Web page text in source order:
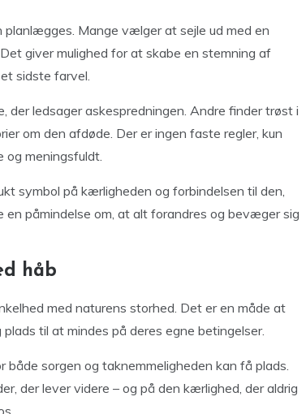
planlægges. Mange vælger at sejle ud med en
giver mulighed for at skabe en stemning af
sidste farvel.
ledsager askespredningen. Andre finder trøst i
om den afdøde. Der er ingen faste regler, kun
og meningsfuldt.
symbol på kærligheden og forbindelsen til den,
påmindelse om, at alt forandres og bevæger sig
håb
med naturens storhed. Det er en måde at
til at mindes på deres egne betingelser.
sorgen og taknemmeligheden kan få plads.
der lever videre – og på den kærlighed, der aldrig